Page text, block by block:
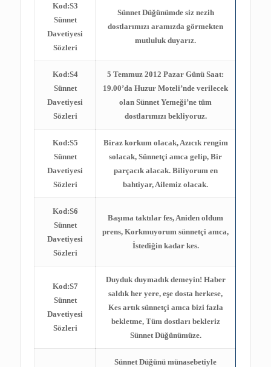
Kod:S3
Sünnet
Davetiyesi
Sözleri
Sünnet Düğünümde siz nezih
dostlarımızı aramızda görmekten
mutluluk duyarız.
Kod:S4
Sünnet
Davetiyesi
Sözleri
5 Temmuz 2012 Pazar Günü Saat:
19.00’da Huzur Moteli’nde verilecek
olan Sünnet Yemeği’ne tüm
dostlarımızı bekliyoruz.
Kod:S5
Sünnet
Davetiyesi
Sözleri
Biraz korkum olacak, Azıcık rengim
solacak, Sünnetçi amca gelip, Bir
parçacık alacak. Biliyorum en
bahtiyar, Ailemiz olacak.
Kod:S6
Sünnet
Davetiyesi
Sözleri
Başıma taktılar fes, Aniden oldum
prens, Korkmuyorum sünnetçi amca,
İstediğin kadar kes.
Kod:S7
Sünnet
Davetiyesi
Sözleri
Duyduk duymadık demeyin! Haber
saldık her yere, eşe dosta herkese,
Kes artık sünnetçi amca bizi fazla
bekletme, Tüm dostları bekleriz
Sünnet Düğünümüze.
Sünnet Düğünü münasebetiyle